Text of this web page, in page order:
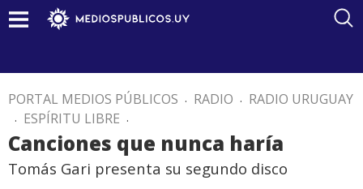
PORTAL MEDIOS PÚBLICOS . RADIO . RADIO URUGUAY
. ESPÍRITU LIBRE .
Canciones que nunca haría
Tomás Gari presenta su segundo disco